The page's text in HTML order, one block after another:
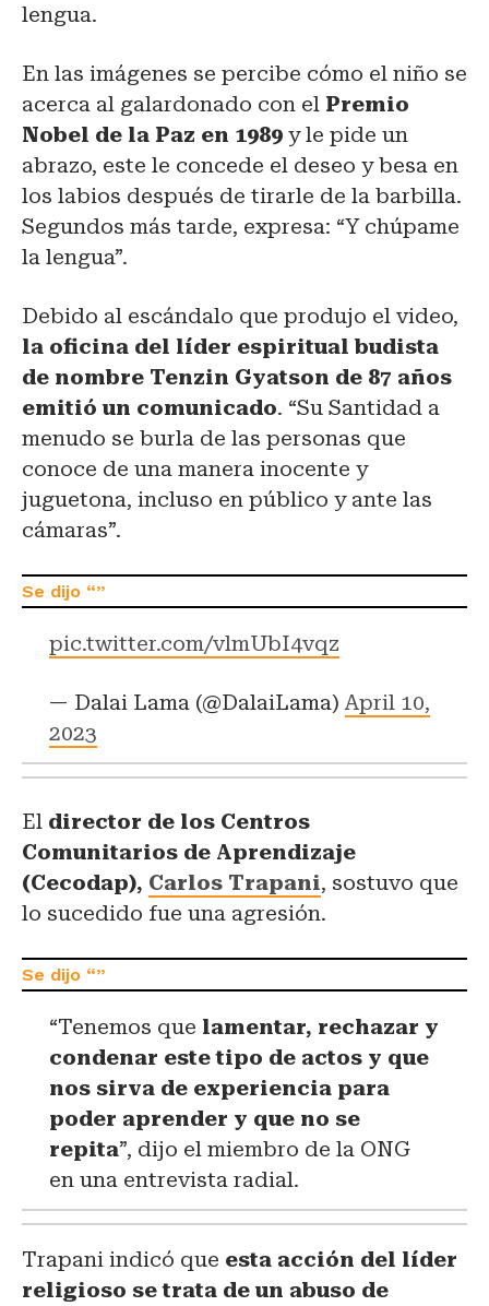
lengua.
En las imágenes se percibe cómo el niño se
acerca al galardonado con el Premio
Nobel de la Paz en 1989 y le pide un
abrazo, este le concede el deseo y besa en
los labios después de tirarle de la barbilla.
Segundos más tarde, expresa: “Y chúpame
la lengua”.
Debido al escándalo que produjo el video,
la oficina del líder espiritual budista
de nombre Tenzin Gyatson de 87 años
emitió un comunicado. “Su Santidad a
menudo se burla de las personas que
conoce de una manera inocente y
juguetona, incluso en público y ante las
cámaras”.
pic.twitter.com/vlmUbI4vqz
— Dalai Lama (@DalaiLama)April 10,
2023
El director de los Centros
Comunitarios de Aprendizaje
(Cecodap), Carlos Trapani, sostuvo que
lo sucedido fue una agresión.
“Tenemos que lamentar, rechazar y
condenar este tipo de actos y que
nos sirva de experiencia para
poder aprender y que no se
repita”, dijo el miembro de la ONG
en una entrevista radial.
Trapani indicó que esta acción del líder
religioso se trata de un abuso de